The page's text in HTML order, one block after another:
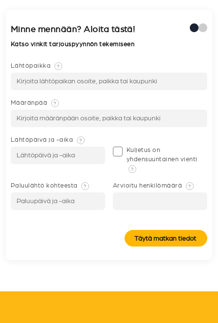
Minne mennään? Aloita tästä!
Katso vinkit tarjouspyynnön tekemiseen
Lähtöpaikka ?
Määränpää ?
Lähtöpäivä ja -aika ?
Kuljetus on
yhdensuuntainen vienti
?
Paluulähtö kohteesta ? Arvioitu henkilömäärä ?
Täytä matkan tiedot